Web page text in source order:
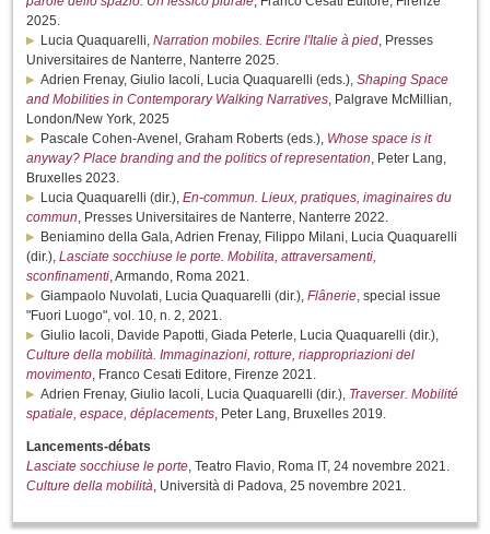
2025.
Lucia Quaquarelli, Narration mobiles. Ecrire l'Italie à pied, Presses
Universitaires de Nanterre, Nanterre 2025.
Adrien Frenay, Giulio Iacoli, Lucia Quaquarelli (eds.), Shaping Space
and Mobilities in Contemporary Walking Narratives, Palgrave McMillian,
London/New York, 2025
Pascale Cohen-Avenel, Graham Roberts (eds.), Whose space is it
anyway? Place branding and the politics of representation, Peter Lang,
Bruxelles 2023.
Lucia Quaquarelli (dir.), En-commun. Lieux, pratiques, imaginaires du
commun, Presses Universitaires de Nanterre, Nanterre 2022.
Beniamino della Gala, Adrien Frenay, Filippo Milani, Lucia Quaquarelli
(dir.), Lasciate socchiuse le porte. Mobilita, attraversamenti,
sconfinamenti, Armando, Roma 2021.
Giampaolo Nuvolati, Lucia Quaquarelli (dir.), Flânerie, special issue
"Fuori Luogo", vol. 10, n. 2, 2021.
Giulio Iacoli, Davide Papotti, Giada Peterle, Lucia Quaquarelli (dir.),
Culture della mobilità. Immaginazioni, rotture, riappropriazioni del
movimento, Franco Cesati Editore, Firenze 2021.
Adrien Frenay, Giulio Iacoli, Lucia Quaquarelli (dir.), Traverser. Mobilité
spatiale, espace, déplacements, Peter Lang, Bruxelles 2019.
Lancements-débats
Lasciate socchiuse le porte, Teatro Flavio, Roma IT, 24 novembre 2021.
Culture della mobilità, Università di Padova, 25 novembre 2021.